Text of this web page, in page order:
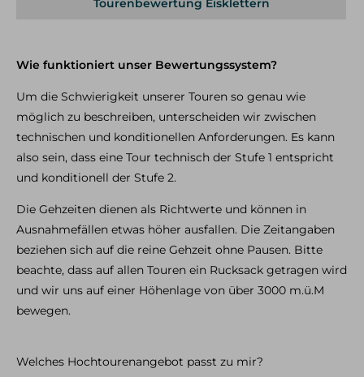
Skitouren & Skihochtouren in den Alpen
Freeriden / Heliski
Freeriden / Tiefschnee im Allgäu
Freeriden / Heliski weltweit
Eisklettern
Eisklettern Tagestouren
Eisklettern Mehrtagestouren
Infos
Kontakt
E-Mail Tel.: 08325 927 47 15
Tourenbewertung Eisklettern
Wie funktioniert unser Bewertungssystem?
Um die Schwierigkeit unserer Touren so genau wie
möglich zu beschreiben, unterscheiden wir zwischen
technischen und konditionellen Anforderungen. Es kann
also sein, dass eine Tour technisch der Stufe 1 entspricht
und konditionell der Stufe 2.
Die Gehzeiten dienen als Richtwerte und können in
Ausnahmefällen etwas höher ausfallen. Die Zeitangaben
beziehen sich auf die reine Gehzeit ohne Pausen. Bitte
beachte, dass auf allen Touren ein Rucksack getragen wird
und wir uns auf einer Höhenlage von über 3000 m.ü.M
bewegen.
Welches Hochtourenangebot passt zu mir?